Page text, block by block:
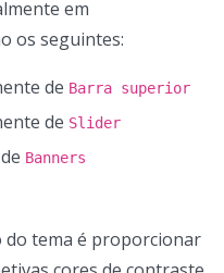
em
os seguintes:
de Barra superior
de Slider
Banners
tema é proporcionar